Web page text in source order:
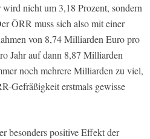
nicht um 3,18 Prozent, sondern
ÖRR muss sich also mit einer
von 8,74 Milliarden Euro pro
Jahr auf dann 8,87 Milliarden
noch mehrere Milliarden zu viel,
Gefräßigkeit erstmals gewisse
besonders positive Effekt der